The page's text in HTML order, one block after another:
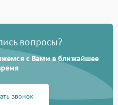
2100 ₽ Подробнее →
1700 ₽
вопросы?
с Вами в ближайшее
звонок